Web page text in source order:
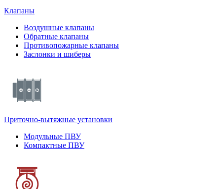
Клапаны
Воздушные клапаны
Обратные клапаны
Противопожарные клапаны
Заслонки и шиберы
Приточно-вытяжные установки
Модульные ПВУ
Компактные ПВУ